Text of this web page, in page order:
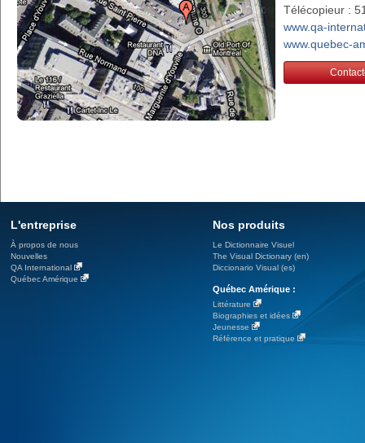
Télécopieur :
www.qa-
www.quebec-
L'entreprise
À propos de nous
Nouvelles
QA International
Québec Amérique
Nos produits
Le Dictionnaire Visuel
The Visual Dictionary (en)
Diccionario Visual (es)
Québec Amérique :
Littérature
Biographies et idées
Jeunesse
Référence et pratique